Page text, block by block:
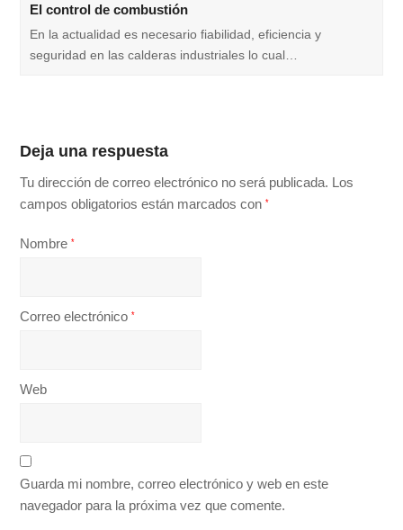
El control de combustión
En la actualidad es necesario fiabilidad, eficiencia y
seguridad en las calderas industriales lo cual…
Deja una respuesta
Tu dirección de correo electrónico no será publicada. Los
campos obligatorios están marcados con*
Nombre*
Correo electrónico*
Web
Guarda mi nombre, correo electrónico y web en este
navegador para la próxima vez que comente.